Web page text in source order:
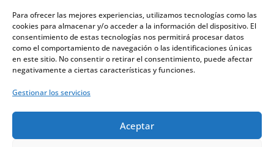
Para ofrecer las mejores experiencias, utilizamos tecnologías como las
cookies para almacenar y/o acceder a la información del dispositivo. El
consentimiento de estas tecnologías nos permitirá procesar datos
como el comportamiento de navegación o las identificaciones únicas
en este sitio. No consentir o retirar el consentimiento, puede afectar
negativamente a ciertas características y funciones.
Gestionar los servicios
Aceptar
Sínodo digital
Respeto en redes
PUENTES